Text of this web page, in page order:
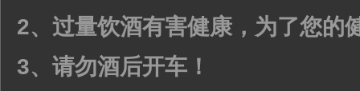
2、过量饮酒有害健康，为了您的
3、请勿酒后开车！